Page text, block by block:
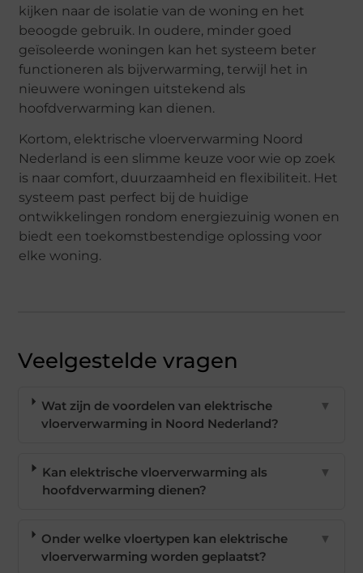
kijken naar de isolatie van de woning en het
beoogde gebruik. In oudere, minder goed
geïsoleerde woningen kan het systeem beter
functioneren als bijverwarming, terwijl het in
nieuwere woningen uitstekend als
hoofdverwarming kan dienen.
Kortom, elektrische vloerverwarming Noord
Nederland is een slimme keuze voor wie op zoek
is naar comfort, duurzaamheid en flexibiliteit. Het
systeem past perfect bij de huidige
ontwikkelingen rondom energiezuinig wonen en
biedt een toekomstbestendige oplossing voor
elke woning.
Veelgestelde vragen
Wat zijn de voordelen van elektrische
vloerverwarming in Noord Nederland?
▼
Kan elektrische vloerverwarming als
hoofdverwarming dienen?
▼
Onder welke vloertypen kan elektrische
vloerverwarming worden geplaatst?
▼